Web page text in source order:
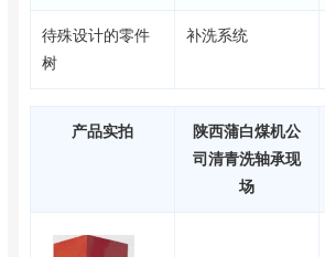
待殊设计的零件
树
补洗系统
产品实拍
陕西蒲白煤机公
司清青洗轴承现
场